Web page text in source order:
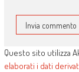
Questo sito utilizza
elaborati i dati